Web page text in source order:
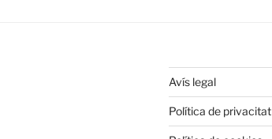
Avís legal
Política de privacitat